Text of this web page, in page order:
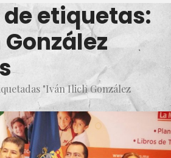
etiquetas:
"Iván Ilich González